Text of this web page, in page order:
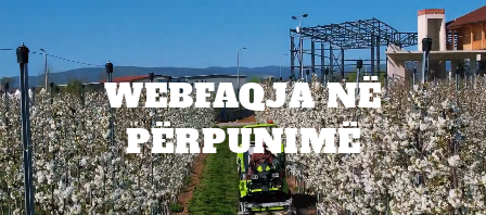
WEBFAQJA NË
PËRPUNIMË